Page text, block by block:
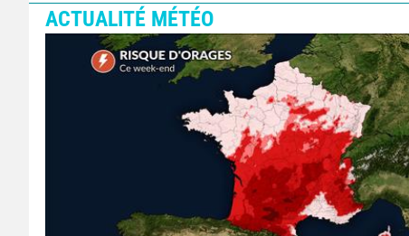
ACTUALITÉ MÉTÉO